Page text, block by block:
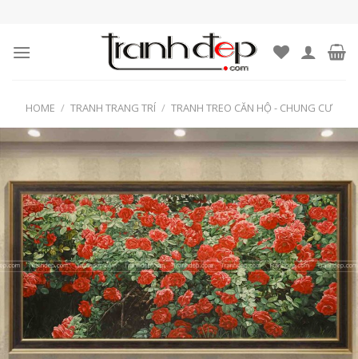
content
HOME / TRANH TRANG TRÍ / TRANH TREO CĂN HỘ - CHUNG CƯ